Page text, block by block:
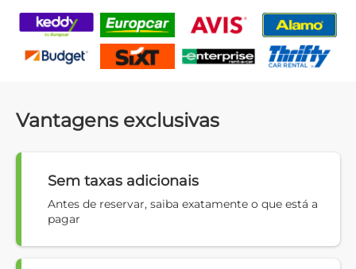
Vantagens exclusivas
Sem taxas adicionais
Antes de reservar, saiba exatamente o que está a
pagar